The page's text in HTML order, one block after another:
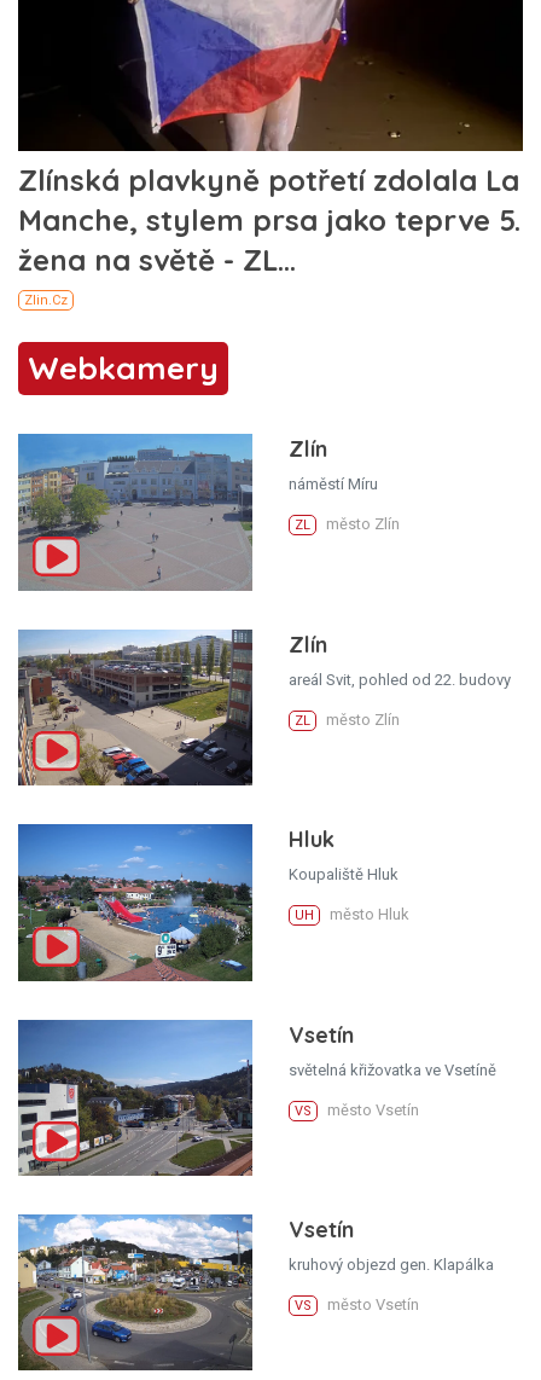
Webkamery
Zlín
náměstí Míru
ZL město Zlín
Zlín
areál Svit, pohled od 22. budovy
ZL město Zlín
Hluk
Koupaliště Hluk
UH město Hluk
Vsetín
světelná křižovatka ve Vsetíně
VS město Vsetín
Vsetín
kruhový objezd gen. Klapálka
VS město Vsetín